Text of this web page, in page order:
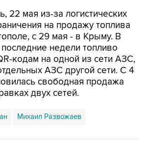
22 мая из-за логистических
на продажу топлива
с 29 мая - в Крыму. В
недели топливо
кодам на одной из сети АЗС,
АЗС другой сети. С 4
свободная продажа
двух сетей.
Михаил Развожаев